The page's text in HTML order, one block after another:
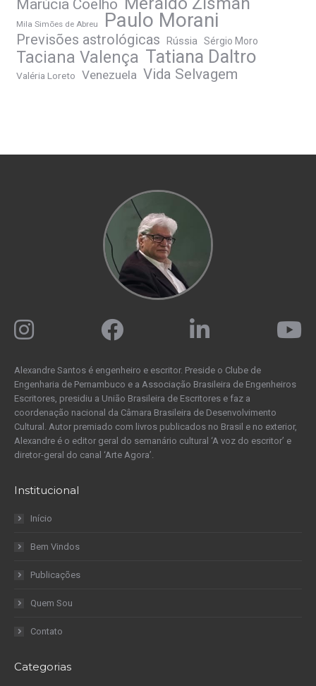
Marúcia Coelho
Mila Simões de Abreu Paulo Morani
Previsões astrológicas Rússia Sérgio Moro
Taciana Valença Tatiana Daltro
Valéria Loreto Venezuela Vida Selvagem
Alexandre Santos é engenheiro e escritor. Preside o Clube de
Engenharia de Pernambuco e a Associação Brasileira de Engenheiros
Escritores, presidiu a União Brasileira de Escritores e faz a
coordenação nacional da Câmara Brasileira de Desenvolvimento
Cultural. Autor premiado com livros publicados no Brasil e no exterior,
Alexandre é o editor geral do semanário cultural ‘A voz do escritor’ e
diretor-geral do canal ‘Arte Agora’.
Institucional
Início
Bem Vindos
Publicações
Quem Sou
Contato
Categorias